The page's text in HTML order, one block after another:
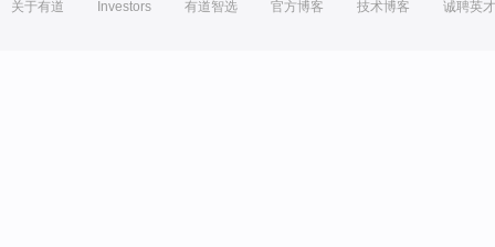
关于有道 Investors 有道智选 官方博客 技术博客 诚聘英才